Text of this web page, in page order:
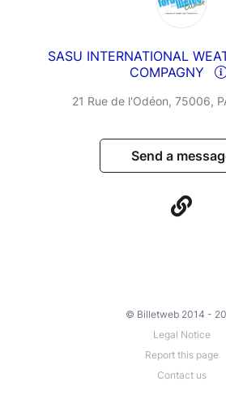
SASU INTERNATIONAL
COMPAGNY
21 Rue de l'Odéon, 75006,
Send a
© Billetweb 2014 -
Legal Notice
Report this page
Contact us